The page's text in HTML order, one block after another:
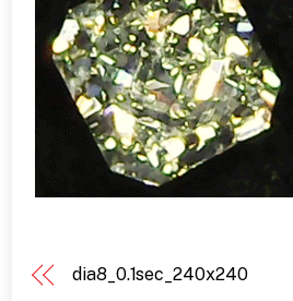
dia8_0.1sec_240x240